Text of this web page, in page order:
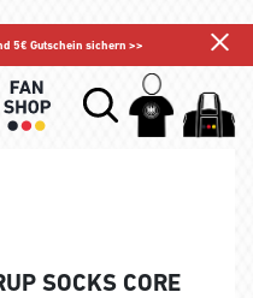
5€ Gutschein sichern >>
SOCKS CORE